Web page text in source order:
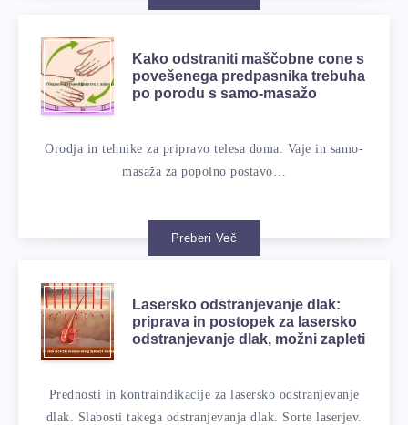
Kako odstraniti maščobne cone s
povešenega predpasnika trebuha
po porodu s samo-masažo
Orodja in tehnike za pripravo telesa doma. Vaje in samo-
masaža za popolno postavo…
Preberi Več
Lasersko odstranjevanje dlak:
priprava in postopek za lasersko
odstranjevanje dlak, možni zapleti
Prednosti in kontraindikacije za lasersko odstranjevanje
dlak. Slabosti takega odstranjevanja dlak. Sorte laserjev.